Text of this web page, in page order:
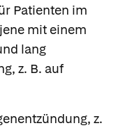
Patienten im
mit einem
lang
z. B. auf
z.